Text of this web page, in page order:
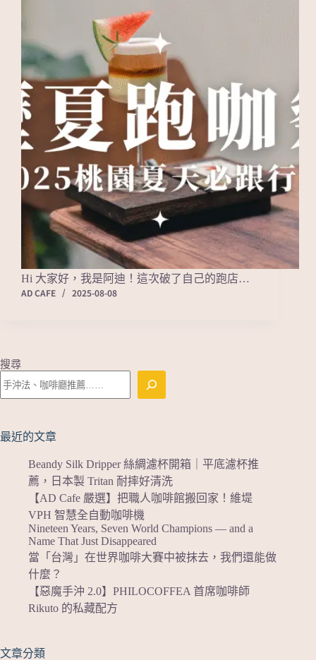
Hi 大家好，我是阿迪！這次破了自己的跑店…
AD CAFE
2025-08-08
搜尋
最近的文章
Beandy Silk Dripper 絲綢濾杯開箱｜平底濾杯推
薦，日本製 Tritan 耐摔好清洗
【AD Cafe 嚴選】把職人咖啡館搬回家！維堤
VPH 智慧全自動咖啡機
Nineteen Years, Seven World Champions — and a
Name That Just Disappeared
當「台灣」在世界咖啡大賽中被抹去，我們還能做
什麼？
【惡魔手沖 2.0】PHILOCOFFEA 首席咖啡師
Rikuto 的私藏配方
文章分類